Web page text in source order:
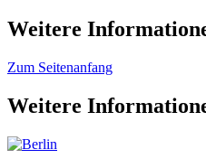
Weitere
Zum Seitenanfang
Weitere